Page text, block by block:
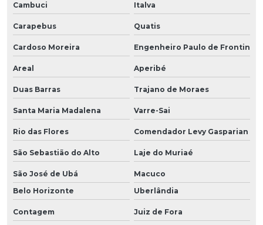
Cambuci Italva
Carapebus Quatis
Cardoso Moreira Engenheiro Paulo de Frontin
Areal Aperibé
Duas Barras Trajano de Moraes
Santa Maria Madalena Varre-Sai
Rio das Flores Comendador Levy Gasparian
São Sebastião do Alto Laje do Muriaé
São José de Ubá
Macuco
Belo Horizonte
Uberlândia
Contagem Juiz de Fora